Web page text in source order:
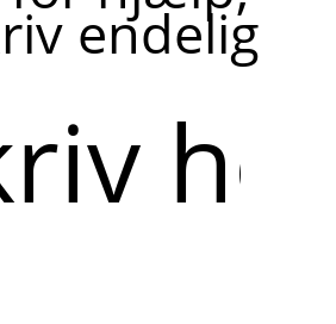
endelig